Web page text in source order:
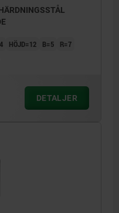
HÖJD=12 B=5 R=7
DETALJER